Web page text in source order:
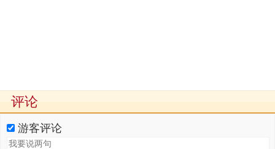
评论
游客评论